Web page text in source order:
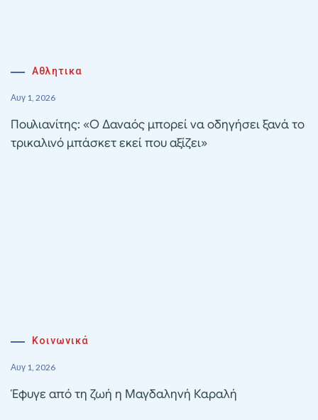
Αθλητικα
Αυγ 1, 2026
Πουλιανίτης: «Ο Δαναός μπορεί να οδηγήσει ξανά το
τρικαλινό μπάσκετ εκεί που αξίζει»
Κοινωνικά
Αυγ 1, 2026
Έφυγε από τη ζωή η Μαγδαληνή Καραλή